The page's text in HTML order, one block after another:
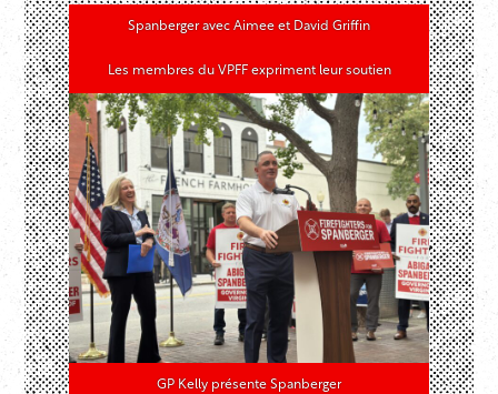
Spanberger avec Aimee et David Griffin
Les membres du VPFF expriment leur soutien
GP Kelly présente Spanberger